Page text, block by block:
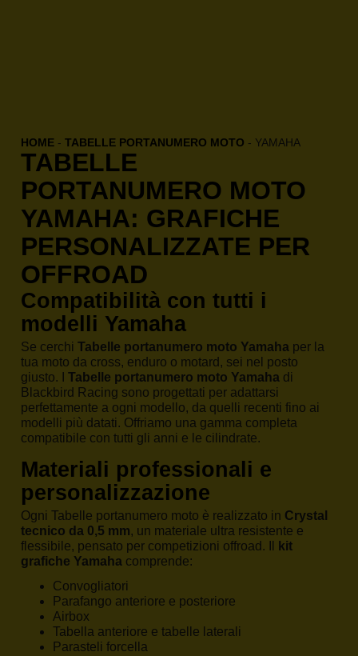
HOME -TABELLE PORTANUMERO MOTO - YAMAHA
TABELLE
PORTANUMERO MOTO
YAMAHA: GRAFICHE
PERSONALIZZATE PER
OFFROAD
Compatibilità con tutti i
modelli Yamaha
Se cerchiTabelle portanumero moto Yamaha per la
tua moto da cross, enduro o motard, sei nel posto
giusto. ITabelle portanumero moto Yamaha di
Blackbird Racing sono progettati per adattarsi
perfettamente a ogni modello, da quelli recenti fino ai
modelli più datati. Offriamo una gamma completa
compatibile con tutti gli anni e le cilindrate.
Materiali professionali e
personalizzazione
Ogni Tabelle portanumero moto è realizzato in Crystal
tecnico da 0,5 mm, un materiale ultra resistente e
flessibile, pensato per competizioni offroad. Il
kit
grafiche Yamaha comprende:
Convogliatori
Parafango anteriore e posteriore
Airbox
Tabella anteriore e tabelle laterali
Parasteli forcella